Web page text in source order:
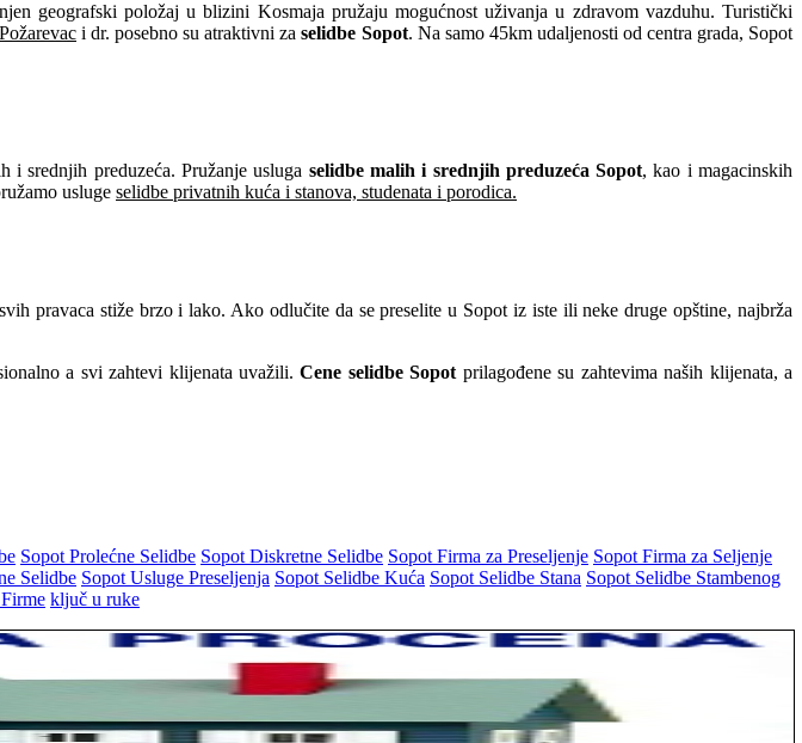
geografski položaj u blizini Kosmaja pružaju mogućnost uživanja u zdravom vazduhu. Turistički
i dr. posebno su atraktivni zaselidbe Sopot. Na samo 45km udaljenosti od centra grada, Sopot
i srednjih preduzeća. Pružanje usluga selidbe malih i srednjih preduzeća Sopot, kao i magacinskih
usluge selidbe privatnih kuća i stanova, studenata i porodica.
pravaca stiže brzo i lako. Ako odlučite da se preselite u Sopot iz iste ili neke druge opštine, najbrža
a svi zahtevi klijenata uvažili.Cene selidbe Sopot prilagođene su zahtevima naših klijenata, a
Sopot Prolećne Selidbe Sopot Diskretne Selidbe Sopot Firma za Preseljenje Sopot Firma za Seljenje
Selidbe Sopot Usluge Preseljenja Sopot Selidbe Kuća Sopot Selidbe Stana Sopot Selidbe Stambenog
ključ u ruke